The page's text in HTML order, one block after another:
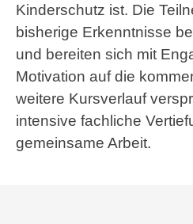
Kinderschutz ist. Die
bisherige Erkenntnisse
und bereiten sich mit
Motivation auf die
weitere Kursverlauf
intensive fachliche
gemeinsame Arbeit.